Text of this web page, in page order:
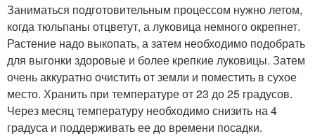
Заниматься подготовительным процессом нужно летом,
когда тюльпаны отцветут, а луковица немного окрепнет.
Растение надо выкопать, а затем необходимо подобрать
для выгонки здоровые и более крепкие луковицы. Затем
очень аккуратно очистить от земли и поместить в сухое
место. Хранить при температуре от 23 до 25 градусов.
Через месяц температуру необходимо снизить на 4
градуса и поддерживать ее до времени посадки.